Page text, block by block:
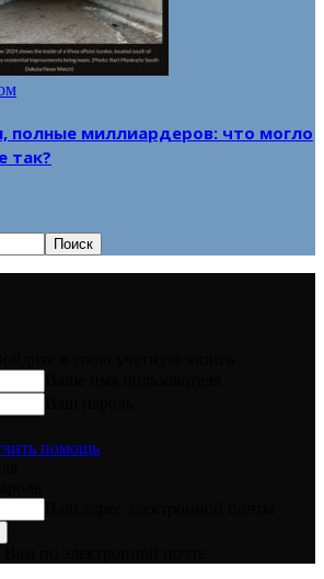
полные миллиардеров: что могло
так?
помощь